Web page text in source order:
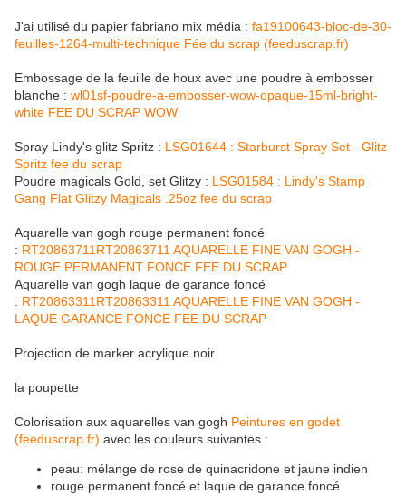
J'ai utilisé du papier fabriano mix média : fa19100643-bloc-de-30-
feuilles-1264-multi-technique Fée du scrap (feeduscrap.fr)
Embossage de la feuille de houx avec une poudre à embosser
blanche : wl01sf-poudre-a-embosser-wow-opaque-15ml-bright-
white FEE DU SCRAP WOW
Spray Lindy's glitz Spritz : LSG01644 : Starburst Spray Set - Glitz
Spritz fee du scrap
Poudre magicals Gold, set Glitzy : LSG01584 : Lindy's Stamp
Gang Flat Glitzy Magicals .25oz fee du scrap
Aquarelle van gogh rouge permanent foncé
: RT20863711RT20863711 AQUARELLE FINE VAN GOGH -
ROUGE PERMANENT FONCE FEE DU SCRAP
Aquarelle van gogh laque de garance foncé
: RT20863311RT20863311 AQUARELLE FINE VAN GOGH -
LAQUE GARANCE FONCE FEE DU SCRAP
Projection de marker acrylique noir
la poupette
Colorisation aux aquarelles van gogh Peintures en godet
(feeduscrap.fr) avec les couleurs suivantes :
peau: mélange de rose de quinacridone et jaune indien
rouge permanent foncé et laque de garance foncé